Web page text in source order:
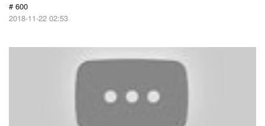
# 600
2018-11-22 02:53